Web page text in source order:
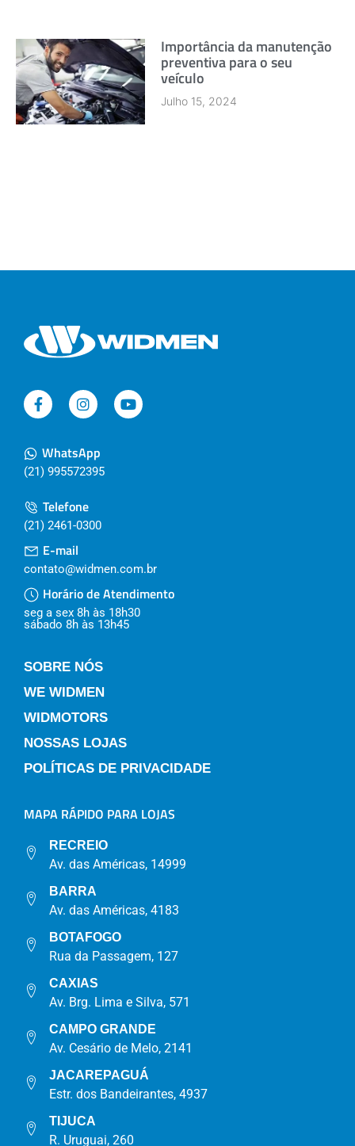
Importância da manutenção
preventiva para o seu
veículo
Julho 15, 2024
WhatsApp
(21) 995572395
Telefone
(21) 2461-0300
E-mail
contato@widmen.com.br
Horário de Atendimento
seg a sex 8h às 18h30
sábado 8h às 13h45
SOBRE NÓS
WE WIDMEN
WIDMOTORS
NOSSAS LOJAS
POLÍTICAS DE PRIVACIDADE
MAPA RÁPIDO PARA LOJAS
RECREIO
Av. das Américas, 14999
BARRA
Av. das Américas, 4183
BOTAFOGO
Rua da Passagem, 127
CAXIAS
Av. Brg. Lima e Silva, 571
CAMPO GRANDE
Av. Cesário de Melo, 2141
JACAREPAGUÁ
Estr. dos Bandeirantes, 4937
TIJUCA
R. Uruguai, 260